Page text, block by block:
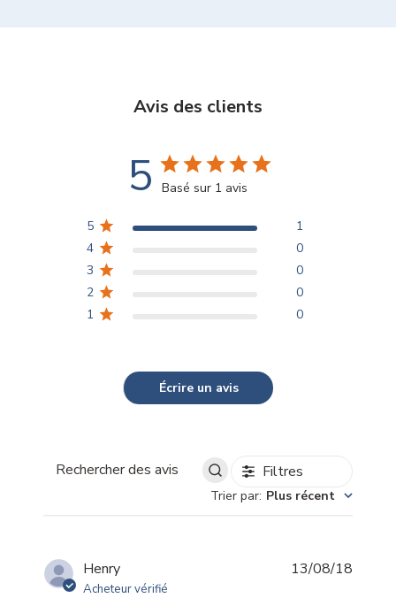
Avis des clients
5 Basé sur 1 avis
5
1
4
0
3
0
2
0
1
0
Écrire un avis
Rechercher
Filtres
Trier par: Plus récent
Henry
Acheteur vérifié
Date
13/08/18